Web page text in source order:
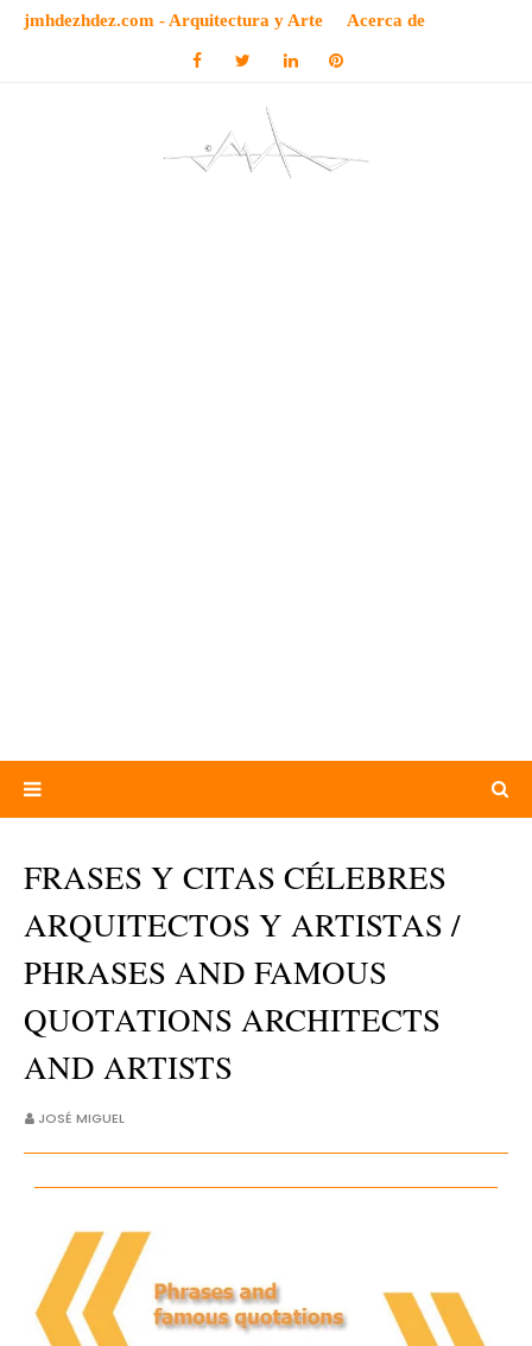
jmhdezhdez.com - Arquitectura y Arte Acerca de
FRASES Y CITAS CÉLEBRES
ARQUITECTOS Y ARTISTAS /
PHRASES AND FAMOUS
QUOTATIONS ARCHITECTS
AND ARTISTS
JOSÉ MIGUEL